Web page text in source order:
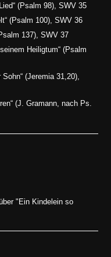
(Psalm 98), SWV 35
(Psalm 100), SWV 36
137), SWV 37
Heiligtum“ (Psalm
(Jeremia 31,20),
(J. Gramann, nach Ps.
"Ein Kindelein so